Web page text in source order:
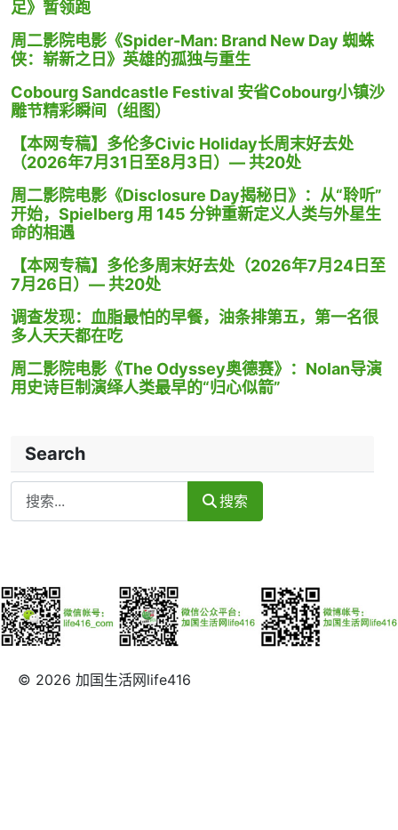
足》暂领跑
周二影院电影《Spider-Man: Brand New Day 蜘蛛
侠：崭新之日》英雄的孤独与重生
Cobourg Sandcastle Festival 安省Cobourg小镇沙
雕节精彩瞬间（组图）
【本网专稿】多伦多Civic Holiday长周末好去处
（2026年7月31日至8月3日）— 共20处
周二影院电影《Disclosure Day揭秘日》：从“聆听”
开始，Spielberg 用 145 分钟重新定义人类与外星生
命的相遇
【本网专稿】多伦多周末好去处（2026年7月24日至
7月26日）— 共20处
调查发现：血脂最怕的早餐，油条排第五，第一名很
多人天天都在吃
周二影院电影《The Odyssey奥德赛》：Nolan导演
用史诗巨制演绎人类最早的“归心似箭”
Search
Search
搜索
© 2026 加国生活网life416